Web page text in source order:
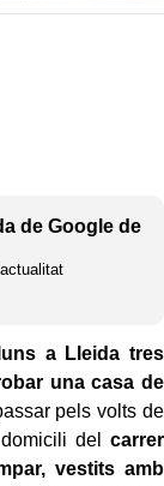
de Google de
a Lleida tres
una casa de
pels volts de
del carrer
vestits amb